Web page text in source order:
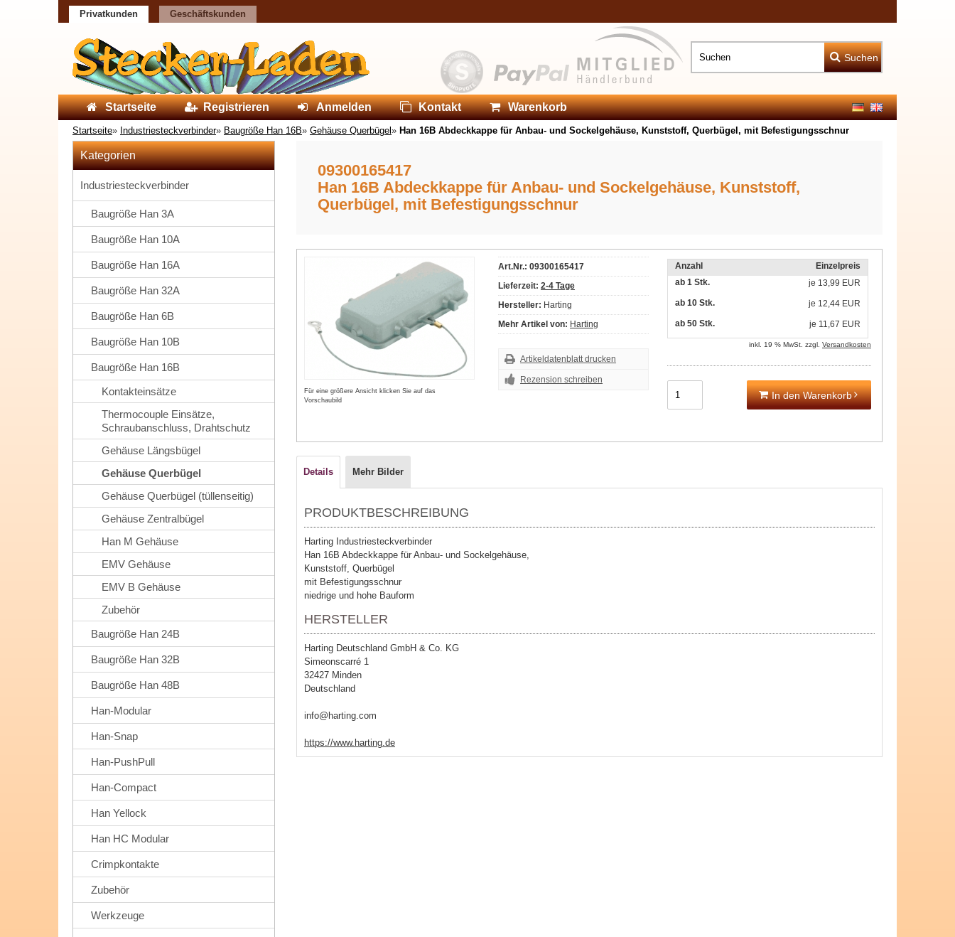
Privatkunden Geschäftskunden
Suchen
Startseite Registrieren Anmelden Kontakt Warenkorb
Startseite» Industriesteckverbinder» Baugröße Han 16B» Gehäuse Querbügel » Han 16B Abdeckkappe für Anbau- und Sockelgehäuse, Kunststoff, Querbügel, mit Befestigungsschnur
09300165417
Han 16B Abdeckkappe für Anbau- und Sockelgehäuse, Kunststoff,
Querbügel, mit Befestigungsschnur
Für eine größere Ansicht klicken Sie auf das
Vorschaubild
Art.Nr.: 09300165417
Lieferzeit: 2-4 Tage
Hersteller: Harting
Mehr Artikel von: Harting
Artikeldatenblatt drucken
Rezension schreiben
Anzahl
Einzelpreis
ab 1 Stk.
je 13,99 EUR
ab 10 Stk.
je 12,44 EUR
ab 50 Stk.
je 11,67 EUR
inkl. 19 % MwSt. zzgl. Versandkosten
In den Warenkorb
Details Mehr Bilder
PRODUKTBESCHREIBUNG
Harting Industriesteckverbinder
Han 16B Abdeckkappe für Anbau- und Sockelgehäuse,
Kunststoff, Querbügel
mit Befestigungsschnur
niedrige und hohe Bauform
HERSTELLER
Harting Deutschland GmbH & Co. KG
Simeonscarré 1
32427 Minden
Deutschland
info@harting.com
https://www.harting.de
Kategorien
Industriesteckverbinder
Baugröße Han 3A
Baugröße Han 10A
Baugröße Han 16A
Baugröße Han 32A
Baugröße Han 6B
Baugröße Han 10B
Baugröße Han 16B
Kontakteinsätze
Thermocouple Einsätze,
Schraubanschluss, Drahtschutz
Gehäuse Längsbügel
Gehäuse Querbügel
Gehäuse Querbügel (tüllenseitig)
Gehäuse Zentralbügel
Han M Gehäuse
EMV Gehäuse
EMV B Gehäuse
Zubehör
Baugröße Han 24B
Baugröße Han 32B
Baugröße Han 48B
Han-Modular
Han-Snap
Han-PushPull
Han-Compact
Han Yellock
Han HC Modular
Crimpkontakte
Zubehör
Werkzeuge